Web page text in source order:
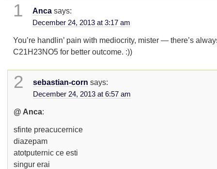
1 Anca says:
December 24, 2013 at 3:17 am
You’re handlin’ pain with mediocrity, mister — there’s
C21H23NO5 for better outcome. :))
2 sebastian-corn says:
December 24, 2013 at 6:57 am
@ Anca:
sfinte preacucernice
diazepam
atotputernic ce esti
singur erai